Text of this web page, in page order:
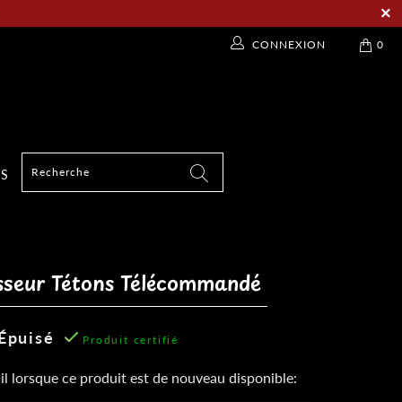
0
CONNEXION
Tétons Télécommandé
Produit certifié
lorsque ce produit est de nouveau disponible: